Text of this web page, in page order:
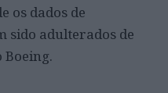
os dados de
sido adulterados de